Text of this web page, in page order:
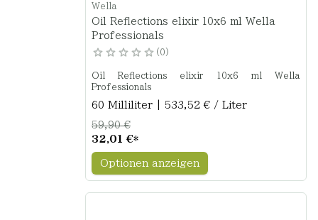
Wella
Oil Reflections elixir 10x6 ml Wella
Professionals
0
Oil Reflections elixir 10x6 ml Wella
Professionals
60 Milliliter | 533,52 € / Liter
32,01 €*
59,90 €
Optionen anzeigen